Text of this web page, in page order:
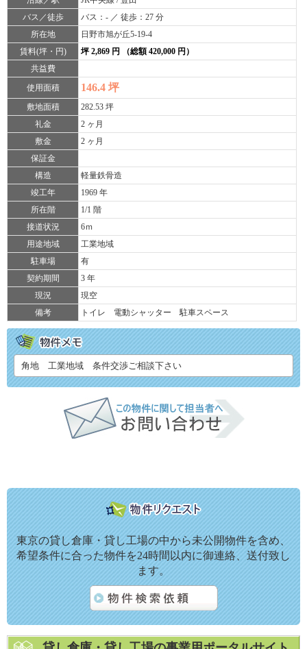
バス／徒歩
バス：- ／ 徒歩：27 分
所在地
日野市旭が丘5-19-4
賃料(坪・円)
坪 2,869 円 （総額 420,000 円）
共益費
使用面積
146.4 坪
敷地面積
282.53 坪
礼金
2 ヶ月
敷金
2 ヶ月
保証金
構造
軽量鉄骨造
竣工年
1969 年
所在階
1/1 階
接道状況
6ｍ
用途地域
工業地域
駐車場
有
契約期間
3 年
現況
現空
備考
トイレ 電動シャッター 駐車スペース
角地 工業地域 条件交渉ご相談下さい
東京の貸し倉庫・貸し工場の中から未公開物件を含め、
希望条件に合った物件を24時間以内に御連絡、送付致し
ます。